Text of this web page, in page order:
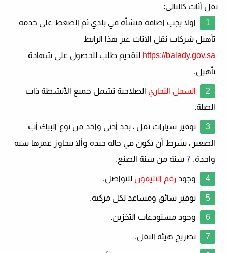
نقل أثاث كالتالي:
اولا يجب اضافة منشأة في بلدي ثم الضغط على خدمة
تأهيل شركات نقل الاثاث عبر هذا الرابط
https://balady.gov.sa لتقديم طلب للحصول على شهادة
تأهيل.
السجل التجاري الصلاحية تشمل جميع الأنشطة ذات
الصلة.
توفير سيارات نقل ، بحد أدنى واحد من نوع البيك أب
الصغير ، بشرط أن تكون في حالة جيدة وألا يتجاوز عمرها سنة
واحدة. 7 سنة من سنة الصنع.
وجود رقم التليفون للتواصل.
توفير سائق ومساعد لكل مركبة.
وجود مستودعات التخزين.
تصريح هيئة النقل.